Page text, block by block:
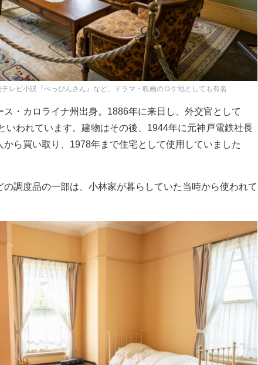
レビ小説『べっぴんさん』など、ドラマ・映画のロケ地としても有名
ス・カロライナ州出身。1886年に来日し、外交官として
いわれています。建物はその後、1944年に元神戸電鉄社長
ら買い取り、1978年まで住宅として使用していました
調度品の一部は、小林家が暮らしていた当時から使われて